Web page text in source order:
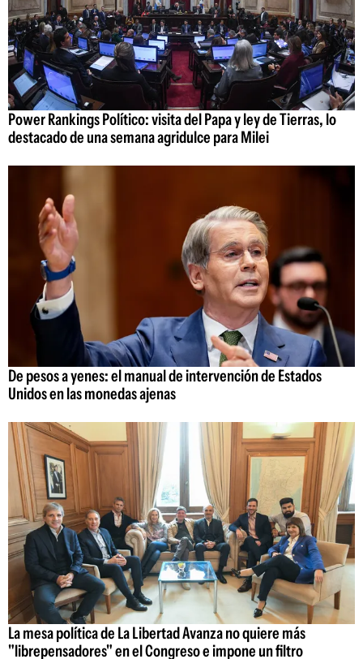
Power Rankings Político: visita del Papa y ley de Tierras, lo
destacado de una semana agridulce para Milei
De pesos a yenes: el manual de intervención de Estados
Unidos en las monedas ajenas
La mesa política de La Libertad Avanza no quiere más
"librepensadores" en el Congreso e impone un filtro